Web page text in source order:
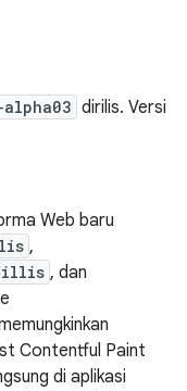
dirilis. Versi
Web baru
,
, dan
Contentful Paint
di aplikasi